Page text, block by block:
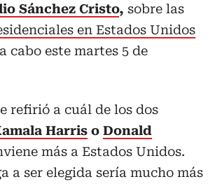
Sánchez Cristo, sobre las
en Estados Unidos
cabo este martes 5 de
refirió a cuál de los dos
Harris o Donald
más a Estados Unidos.
a ser elegida sería mucho más